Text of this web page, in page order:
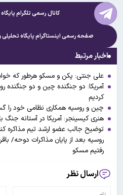
کانال رسمی تلگرام
صفحه رسمی اینستاگرام پایگاه
اخبار مرتبط
علی جنتی: پکن و مسکو هرطور که
آمریکا: دو جنگنده‌ چین و دو جنگنده‌
کردیم
چین و روسیه همکاری نظامی خود را
هنری کیسینجر: آمریکا در آستانه
توضیح جالب عضو ارشد تیم مذاکره
روسیه بعد از پایان مذاکرات دوحه/
رفتیم مسکو
ارسال نظر